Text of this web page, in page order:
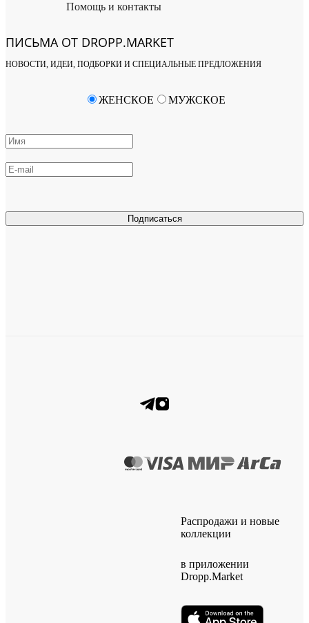
Помощь и контакты
ПИСЬМА ОТ DROPP.MARKET
НОВОСТИ, ИДЕИ, ПОДБОРКИ И СПЕЦИАЛЬНЫЕ ПРЕДЛОЖЕНИЯ
Подписаться
ЖЕНСКОЕ МУЖСКОЕ
Распродажи и новые
коллекции
в приложении
Dropp.Market